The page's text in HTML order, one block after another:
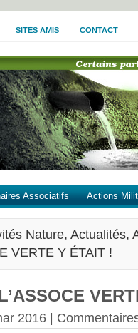
SITES AMIS CONTACT
Associatifs Actions
Nature, Actualités,
VERTE Y ÉTAIT !
2016 |